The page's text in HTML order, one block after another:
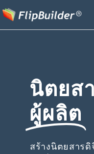
นิตยส
ผู้ผลิต
สร้างนิตยสาร